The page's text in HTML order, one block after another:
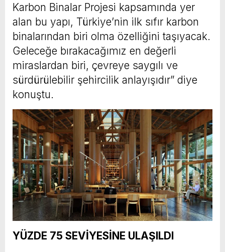
Karbon Binalar Projesi kapsamında yer
alan bu yapı, Türkiye’nin ilk sıfır karbon
binalarından biri olma özelliğini taşıyacak.
Geleceğe bırakacağımız en değerli
miraslardan biri, çevreye saygılı ve
sürdürülebilir şehircilik anlayışıdır” diye
konuştu.
YÜZDE 75 SEVİYESİNE ULAŞILDI